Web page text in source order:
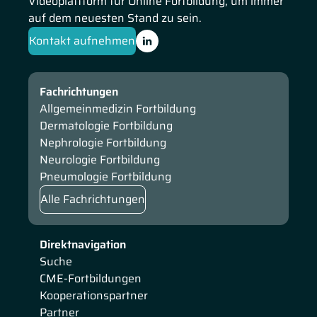
auf dem neuesten Stand zu sein.
Kontakt aufnehmen
Direktnavigation
Suche
CME-Fortbildungen
Kooperationspartner
Partner
Fachrichtungen
Allgemeinmedizin Fortbildung
Dermatologie Fortbildung
Nephrologie Fortbildung
Neurologie Fortbildung
Pneumologie Fortbildung
Alle Fachrichtungen